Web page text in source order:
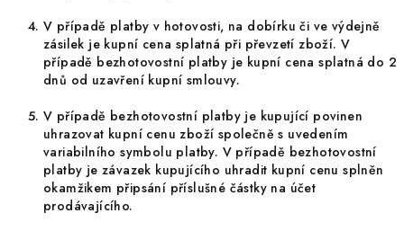
V případě platby v hotovosti, na dobírku či ve výdejně
zásilek je kupní cena splatná při převzetí zboží. V
případě bezhotovostní platby je kupní cena splatná do 2
dnů od uzavření kupní smlouvy.
V případě bezhotovostní platby je kupující povinen
uhrazovat kupní cenu zboží společně s uvedením
variabilního symbolu platby. V případě bezhotovostní
platby je závazek kupujícího uhradit kupní cenu splněn
okamžikem připsání příslušné částky na účet
prodávajícího.